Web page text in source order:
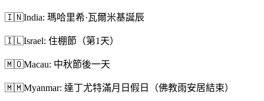
🇮🇳India: 瑪哈里希·瓦爾米基誕辰
🇮🇱Israel: 住棚節（第1天）
🇲🇴Macau: 中秋節後一天
🇲🇲Myanmar: 達丁尤特滿月日假日（佛教雨安居結束）